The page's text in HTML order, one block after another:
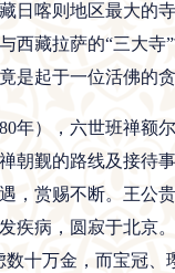
日喀则地区最大的
西藏拉萨的“三大
是起于一位活佛的
年），六世班禅额
朝觐的路线及接待
，赏赐不断。王公
疾病，圆寂于北京
数十万金，而宝冠